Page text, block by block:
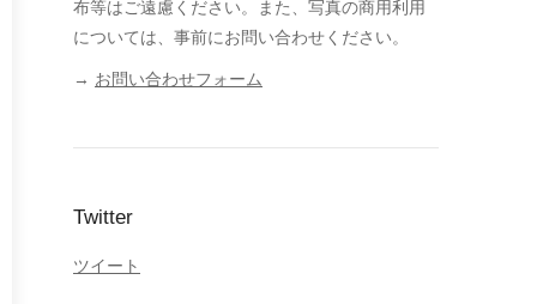
布等はご遠慮ください。また、写真の商用利用
については、事前にお問い合わせください。
→ お問い合わせフォーム
Twitter
ツイート